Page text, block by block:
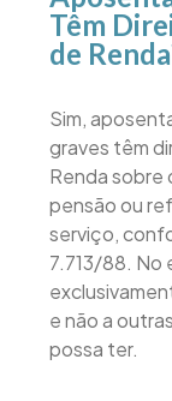
Têm
de
Sim,
graves têm
Renda sobre
pensão ou
serviço,
7.713/88. No
e não a
possa ter.